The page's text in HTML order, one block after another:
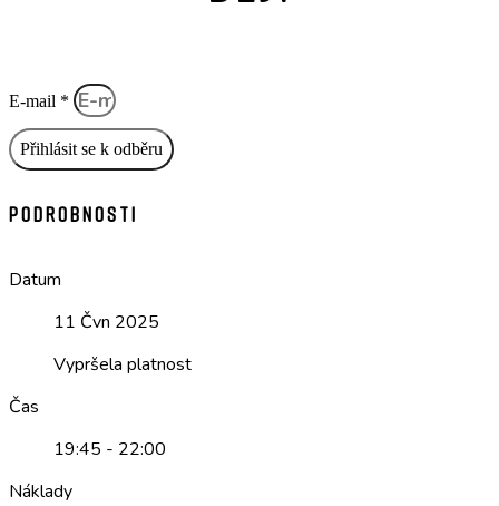
E-mail *
Přihlásit se k odběru
Podrobnosti
Datum
11 Čvn 2025
Vypršela platnost
Čas
19:45 - 22:00
Náklady